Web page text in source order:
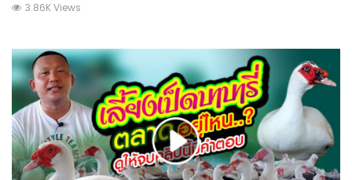
3.86K Views